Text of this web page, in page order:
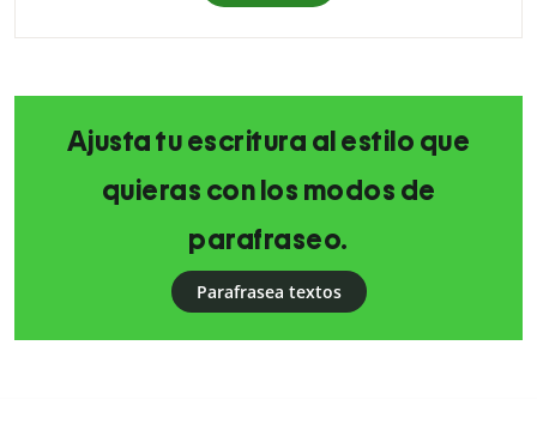
Ajusta tu escritura al estilo que
quieras con los modos de
parafraseo.
Parafrasea textos